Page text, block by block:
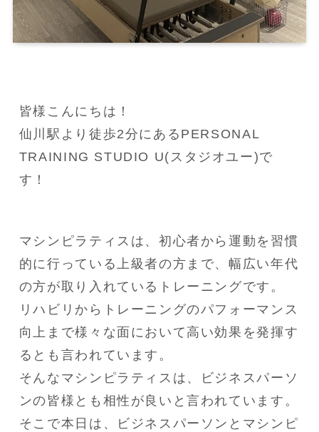
皆様こんにちは！
仙川駅より徒歩2分にあるPERSONAL
TRAINING STUDIO U(スタジオユー)で
す！
マシンピラティスは、初心者から運動を習慣
的に行っている上級者の方まで、幅広い年代
の方が取り入れているトレーニングです。
リハビリからトレーニングのパフォーマンス
向上まで様々な面において高い効果を発揮す
るとも言われています。
そんなマシンピラティスは、ビジネスパーソ
ンの皆様とも相性が良いと言われています。
そこで本日は、ビジネスパーソンとマシンピ